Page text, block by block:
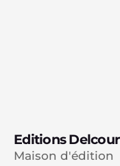
Editions
Maison d'édition